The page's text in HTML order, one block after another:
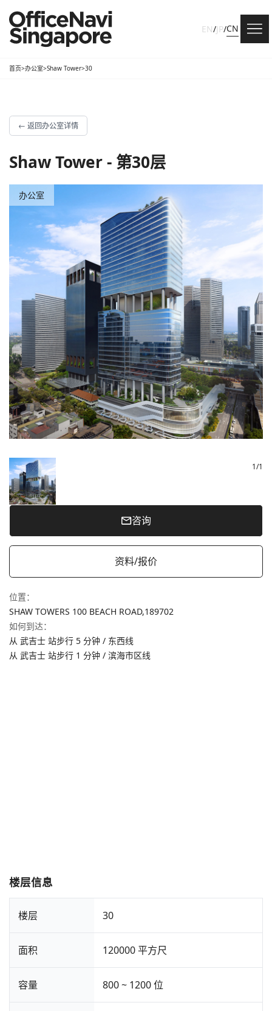
EN/JP/CN
首页>办公室>Shaw Tower>30
← 返回办公室详情
Shaw Tower - 第30层
办公室
1/1
咨询
资料/报价
位置：
SHAW TOWERS 100 BEACH ROAD,189702
如何到达：
从 武吉士 站步行 5 分钟 / 东西线
从 武吉士 站步行 1 分钟 / 滨海市区线
楼层信息
楼层 30
面积 120000 平方尺
容量 800 ~ 1200 位